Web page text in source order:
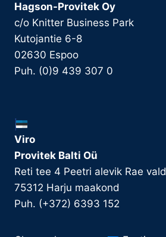
Hagson-Provitek Oy
c/o Knitter Business Park
Kutojantie 6-8
02630 Espoo
Puh. (0)9 439 307 0
Viro
Provitek Balti Oü
Reti tee 4 Peetri alevik Rae vald
75312 Harju maakond
Puh. (+372) 6393 152